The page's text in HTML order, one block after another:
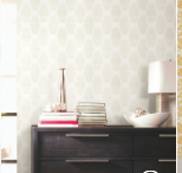
Previous